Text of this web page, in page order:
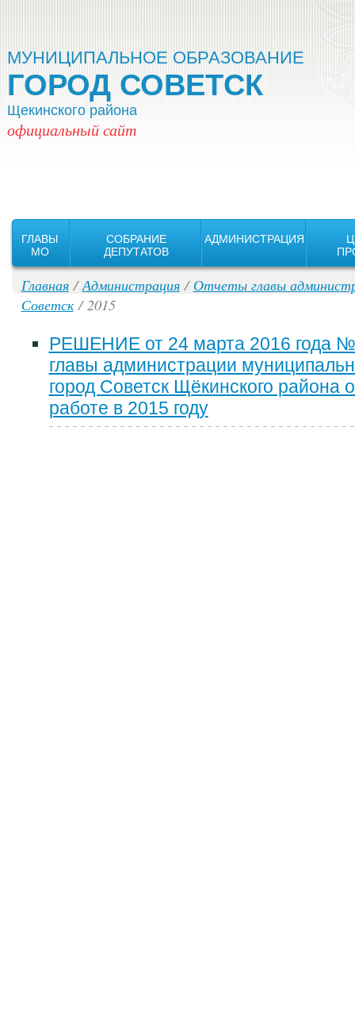
МУНИЦИПАЛЬНОЕ ОБРАЗОВАНИЕ
ГОРОД СОВЕТСК
Щекинского района
официальный сайт
ГЛАВЫ
MO
СОБРАНИЕ
ДЕПУТАТОВ
АДМИНИСТРАЦИЯ
Главная/Администрация/ Отчеты главы
Советск/ 2015
РЕШЕНИЕ от 24 марта 2016 года
главы администрации
город Советск Щёкинского района
работе в 2015 году